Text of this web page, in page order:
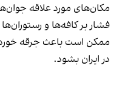
مکان‌های مورد علاقه
فشار بر کافه‌ها و
ممکن است باعث جرقه
در ایران بشود.